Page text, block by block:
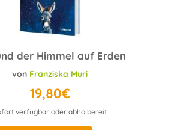
der Himmel auf Erden
von Franziska Muri
19,80€
verfügbar oder abholbereit